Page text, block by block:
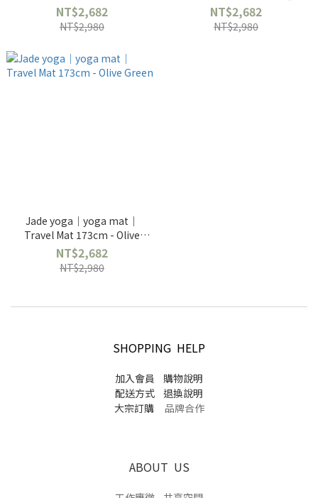
NT$2,682
NT$2,980
NT$2,682
NT$2,980
Jade yoga｜yoga mat｜
Travel Mat 173cm - Olive
Green
NT$2,682
NT$2,980
SHOPPING HELP
加入會員
購物說明
配送方式
退換說明
大宗訂購品牌合作
ABOUT US